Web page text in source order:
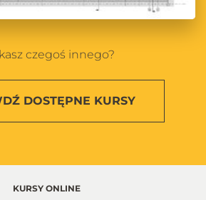
czegoś innego?
DOSTĘPNE KURSY
KURSY ONLINE